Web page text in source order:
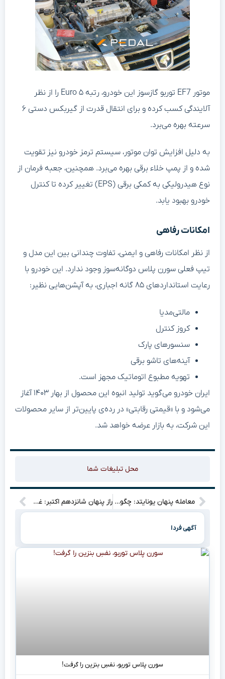
موتور EF7 توربو گازسوز این خودرو، رتبه Euro ۵ را از نظر
آلایندگی کسب کرده و برای انتقال قدرت از گیربکس دستی ۶
سرعته بهره می‌برد.
به دلیل افزایش توان موتور، سیستم ترمز خودرو نیز تقویت
شده و از پمپ خلاء برقی بهره می‌برد. همچنین، جعبه فرمان از
نوع هیدرولیکی به کمکی برقی (EPS) تغییر کرده تا کنترل
خودرو بهبود یابد.
امکانات رفاهی
از نظر امکانات رفاهی و ایمنی، تفاوت چندانی بین این مدل و
تیپ فعلی سورن پلاس دوگانه‌سوز وجود ندارد. این خودرو با
رعایت استانداردهای ۸۵ گانه اجباری، به آپشن‌هایی نظیر:
مالتی‌مدیا
کروز کنترل
سنسورهای پارک
آینه‌های تاشو برقی
تهویه مطبوع اتوماتیک مجهز است.
ایران خودرو می‌گوید تولید انبوه این محصول از بهار ۱۴۰۳ آغاز
می‌شود و با «قیمتی رقابتی» در رده‌ی پایین‌تر از سایر محصولات
این شرکت، به بازار عرضه خواهد شد.
محل تبلیغات شما
معامله پنهان یونایتد: چگونه خرید کونیا بازار نقل و انتقالات را به هم ریخت؟ راز پنهان شانزدهم اکتبر: غذای جهانی یا فاجعه‌ی گرسنگی؟!
آگهی فردا
سورن پلاس توربو، نفسِ بنزین را گرفت!